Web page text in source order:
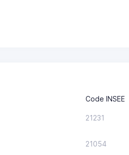
Code INSEE
21231
21054